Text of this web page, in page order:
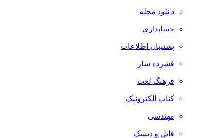
دانلود مجله
حسابداری
پشتیبان اطلاعات
فشرده ساز
فرهنگ لغت
کتاب الکترونیک
مهندسی
فایل و دیسک